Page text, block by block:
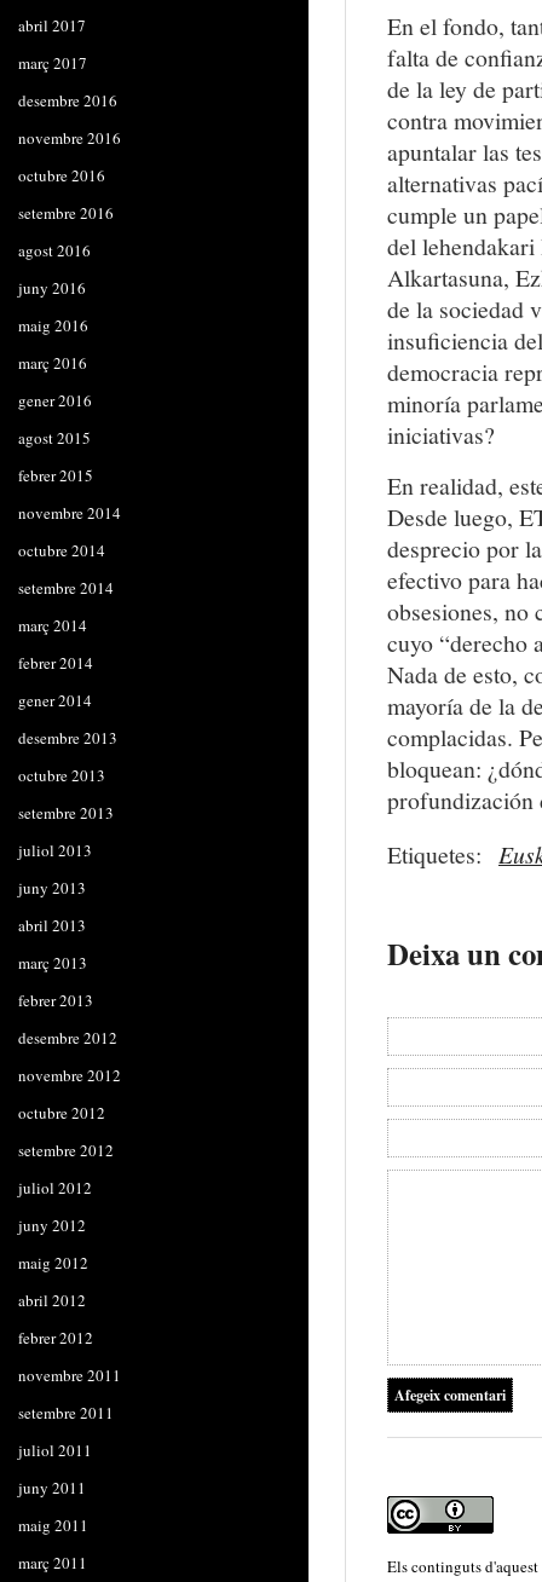
En el fondo,
falta de
de la ley de
contra
apuntalar las
alternativas
cumple un
del
Alkartasuna,
de la sociedad
insuficiencia
democracia
minoría
iniciativas?
En realidad,
Desde luego,
desprecio por
efectivo para
obsesiones, no
cuyo “derecho
Nada de esto,
mayoría de la
complacidas.
bloquean:
profundización
Etiquetes:
Deixa un
abril 2017
març 2017
desembre 2016
novembre 2016
octubre 2016
setembre 2016
agost 2016
juny 2016
maig 2016
març 2016
gener 2016
agost 2015
febrer 2015
novembre 2014
octubre 2014
setembre 2014
març 2014
febrer 2014
gener 2014
desembre 2013
octubre 2013
setembre 2013
juliol 2013
juny 2013
abril 2013
març 2013
febrer 2013
desembre 2012
novembre 2012
octubre 2012
setembre 2012
juliol 2012
juny 2012
maig 2012
abril 2012
febrer 2012
novembre 2011
setembre 2011
juliol 2011
juny 2011
maig 2011
març 2011
Els continguts